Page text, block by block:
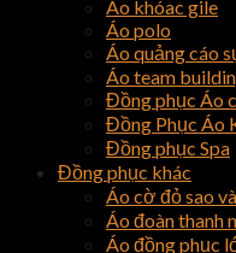
Áo khóac gile
Áo polo
Áo quảng cáo
Áo team
Đồng phục Áo
Đồng Phục Áo
Đồng phục Spa
Đồng phục khác
Áo cờ đỏ sao
Áo đoàn thanh
Áo đồng phục